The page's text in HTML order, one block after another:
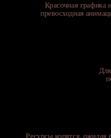
Красочная графика
превосходная
Ресурсы копятся, ожидая